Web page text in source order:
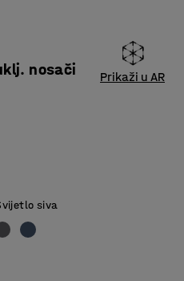
nosači Prikaži u AR
siva